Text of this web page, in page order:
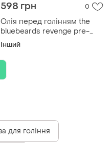
598 грн 0
Олія перед голінням the
bluebeards revenge pre-
shave oil 100 мл
Інший
для гоління